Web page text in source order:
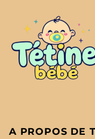
A PROPOS DE